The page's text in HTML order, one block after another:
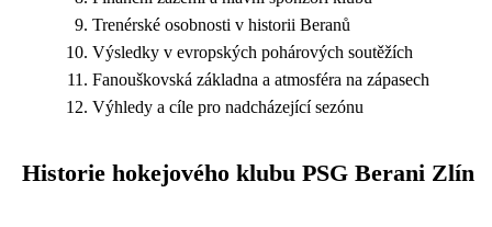
Trenérské osobnosti v historii Beranů
Výsledky v evropských pohárových soutěžích
Fanouškovská základna a atmosféra na zápasech
Výhledy a cíle pro nadcházející sezónu
Historie hokejového klubu PSG Berani Zlín